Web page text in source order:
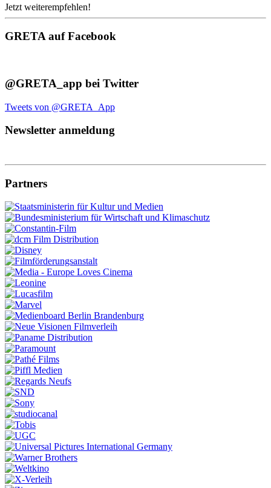
Jetzt weiterempfehlen!
GRETA auf Facebook
@GRETA_app bei Twitter
Tweets von @GRETA_App
Newsletter anmeldung
Partners